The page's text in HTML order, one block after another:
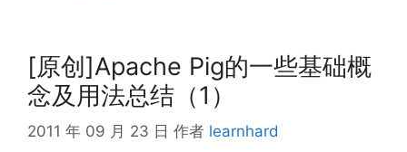
[原创]Apache Pig的一些基础概
念及用法总结（1）
2011 年 09 月 23 日 作者 learnhard